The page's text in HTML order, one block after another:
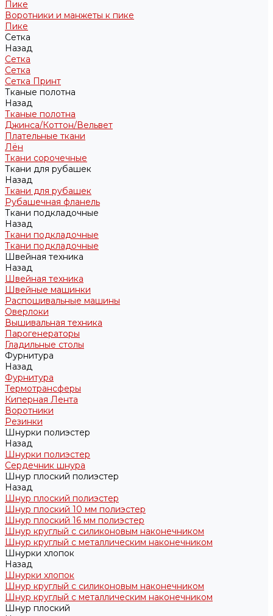
Пике
Воротники и манжеты к пике
Пике
Сетка
Назад
Сетка
Сетка
Сетка Принт
Тканые полотна
Назад
Тканые полотна
Джинса/Коттон/Вельвет
Плательные ткани
Лён
Ткани сорочечные
Ткани для рубашек
Назад
Ткани для рубашек
Рубашечная фланель
Ткани подкладочные
Назад
Ткани подкладочные
Ткани подкладочные
Швейная техника
Назад
Швейная техника
Швейные машинки
Распошивальные машины
Оверлоки
Вышивальная техника
Парогенераторы
Гладильные столы
Фурнитура
Назад
Фурнитура
Термотрансферы
Киперная Лента
Воротники
Резинки
Шнурки полиэстер
Назад
Шнурки полиэстер
Сердечник шнура
Шнур плоский полиэстер
Назад
Шнур плоский полиэстер
Шнур плоский 10 мм полиэстер
Шнур плоский 16 мм полиэстер
Шнур круглый с силиконовым наконечником
Шнур круглый с металлическим наконечником
Шнурки хлопок
Назад
Шнурки хлопок
Шнур круглый с силиконовым наконечником
Шнур круглый с металлическим наконечником
Шнур плоский